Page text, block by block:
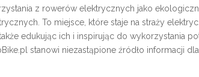
z rowerów elektrycznych jako
To miejsce, które staje na straży
edukując ich i inspirując do wykorzystania
stanowi niezastąpione źródło informacji